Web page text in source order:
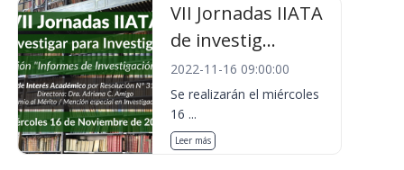
VII Jornadas IIATA
de investig...
2022-11-16 09:00:00
Se realizarán el miércoles
16 ...
Leer más